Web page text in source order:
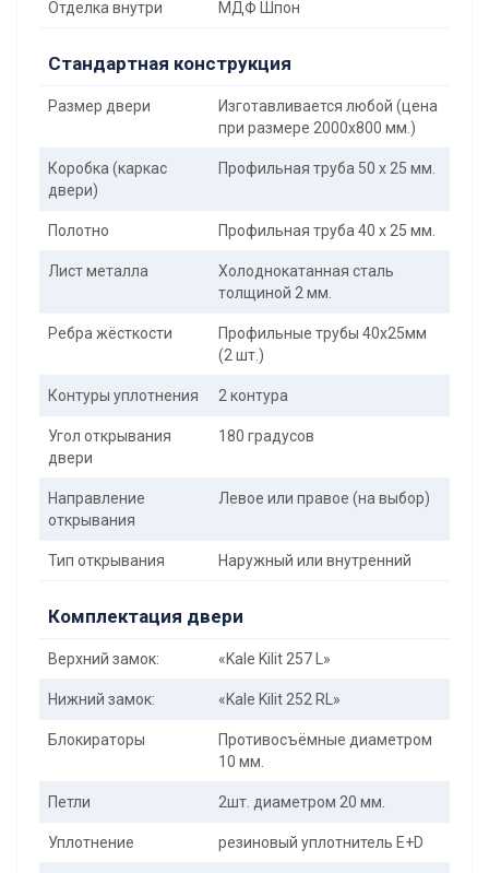
Отделка внутри МДФ Шпон
Стандартная конструкция
Размер двери
Изготавливается любой (цена
при размере 2000x800 мм.)
Коробка (каркас
двери)
Профильная труба 50 х 25 мм.
Полотно Профильная труба 40 х 25 мм.
Лист металла
Холоднокатанная сталь
толщиной 2 мм.
Ребра жёсткости
Профильные трубы 40х25мм
(2 шт.)
Контуры уплотнения 2 контура
Угол открывания
двери
180 градусов
Направление
открывания
Левое или правое (на выбор)
Тип открывания Наружный или внутренний
Комплектация двери
Верхний замок: «Kale Kilit 257 L»
Нижний замок: «Kale Kilit 252 RL»
Блокираторы
Противосъёмные диаметром
10 мм.
Петли 2шт. диаметром 20 мм.
Уплотнение резиновый уплотнитель E+D